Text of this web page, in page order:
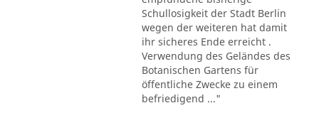
Schullosigkeit der Stadt Berlin
wegen der weiteren hat damit
ihr sicheres Ende erreicht .
Verwendung des Geländes des
Botanischen Gartens für
öffentliche Zwecke zu einem
befriedigend ..."